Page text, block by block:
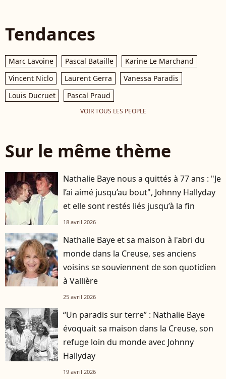
Tendances
Marc Lavoine Pascal Bataille
Karine Le Marchand
Vincent Niclo
Laurent Gerra
Vanessa Paradis
Louis Ducruet
Pascal Praud
VOIR TOUS LES PEOPLE
Sur le même thème
Nathalie Baye nous a quittés à 77 ans : "Je
l’ai aimé jusqu’au bout", Johnny Hallyday
et elle sont restés liés jusqu’à la fin
18 avril 2026
Nathalie Baye et sa maison à l'abri du
monde dans la Creuse, ses anciens
voisins se souviennent de son quotidien
à Vallière
25 avril 2026
“Un paradis sur terre” : Nathalie Baye
évoquait sa maison dans la Creuse, son
refuge loin du monde avec Johnny
Hallyday
19 avril 2026